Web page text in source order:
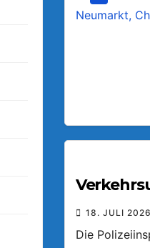
18. JULI 2026
Die